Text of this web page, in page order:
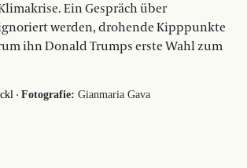
Ein Gespräch über
werden, drohende Kipppunkte
ihn Donald Trumps erste Wahl zum
· Fotografie: Gianmaria Gava